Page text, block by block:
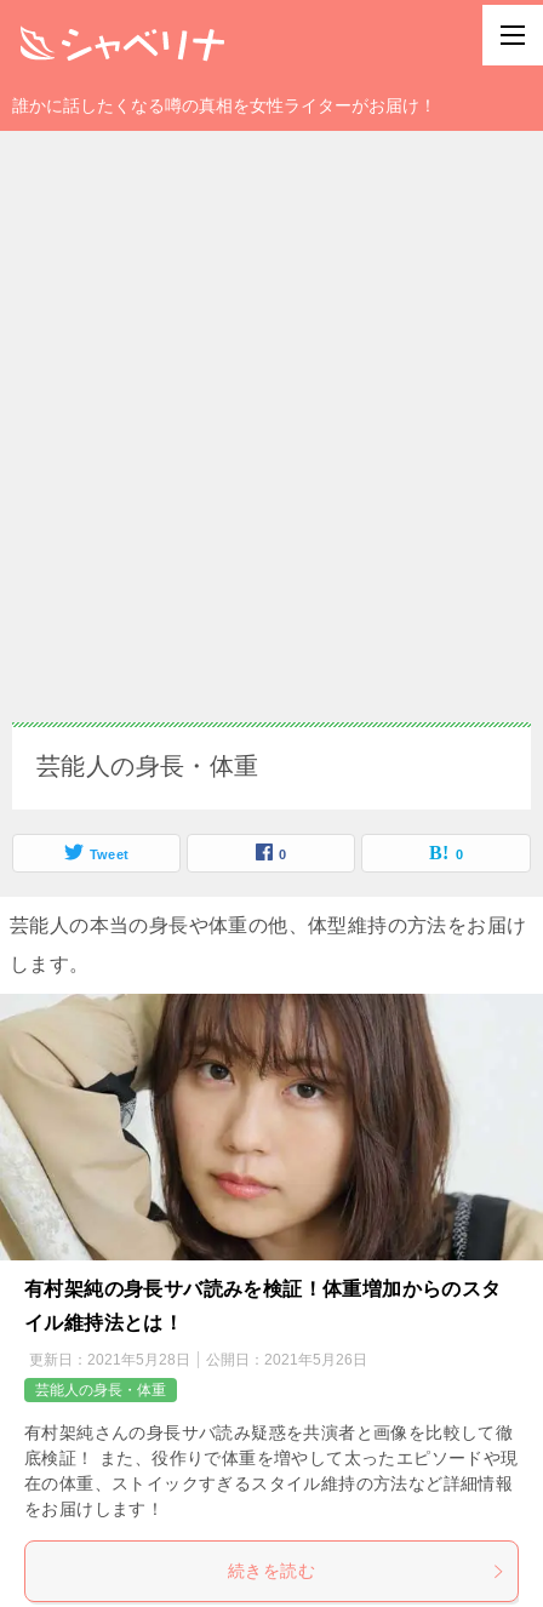
誰かに話したくなる噂の真相を女性ライターがお届け！
芸能人の身長・体重
Tweet 0 0
芸能人の本当の身長や体重の他、体型維持の方法をお届け
します。
有村架純の身長サバ読みを検証！体重増加からのスタ
イル維持法とは！
更新日： 2021年5月28日 公開日： 2021年5月26日
芸能人の身長・体重
有村架純さんの身長サバ読み疑惑を共演者と画像を比較して徹
底検証！ また、役作りで体重を増やして太ったエピソードや現
在の体重、ストイックすぎるスタイル維持の方法など詳細情報
をお届けします！
続きを読む